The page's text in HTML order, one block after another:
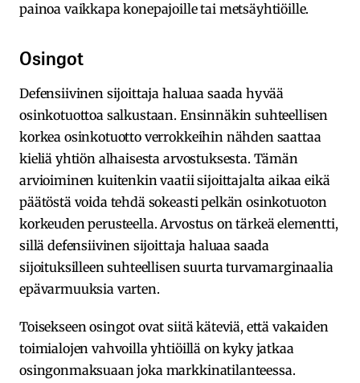
painoa vaikkapa konepajoille tai metsäyhtiöille.
Osingot
Defensiivinen sijoittaja haluaa saada hyvää
osinkotuottoa salkustaan. Ensinnäkin suhteellisen
korkea osinkotuotto verrokkeihin nähden saattaa
kieliä yhtiön alhaisesta arvostuksesta. Tämän
arvioiminen kuitenkin vaatii sijoittajalta aikaa eikä
päätöstä voida tehdä sokeasti pelkän osinkotuoton
korkeuden perusteella. Arvostus on tärkeä elementti,
sillä defensiivinen sijoittaja haluaa saada
sijoituksilleen suhteellisen suurta turvamarginaalia
epävarmuuksia varten.
Toisekseen osingot ovat siitä käteviä, että vakaiden
toimialojen vahvoilla yhtiöillä on kyky jatkaa
osingonmaksuaan joka markkinatilanteessa.